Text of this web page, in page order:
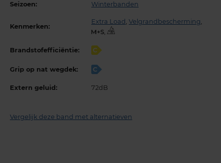
Seizoen: Winterbanden
Kenmerken:
Extra Load , Velgrandbescherming,
,
Brandstofefficiëntie: C
Grip op nat wegdek: C
Extern geluid: 72dB
Vergelijk deze band met alternatieven